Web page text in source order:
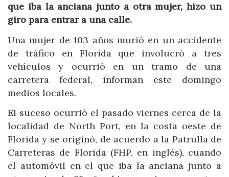
que iba la anciana junto a otra mujer, hizo un
giro para entrar a una calle.
Una mujer de 103 años murió en un accidente
de tráfico en Florida que involucró a tres
vehículos y ocurrió en un tramo de una
carretera federal, informan este domingo
medios locales.
El suceso ocurrió el pasado viernes cerca de la
localidad de North Port, en la costa oeste de
Florida y se originó, de acuerdo a la Patrulla de
Carreteras de Florida (FHP, en inglés), cuando
el automóvil en el que iba la anciana junto a